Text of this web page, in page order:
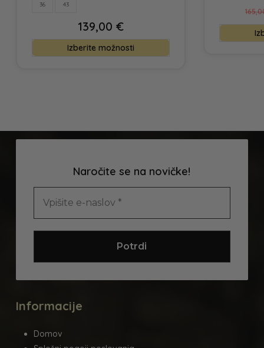
36 43
139,00 €
Izberite možnosti
lahko
strani
Naročite se na novičke!
Informacije
Domov